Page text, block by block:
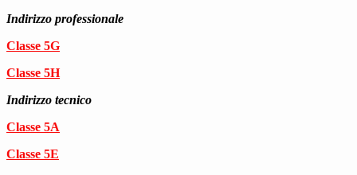
Indirizzo professionale
Classe 5G
Classe 5H
Indirizzo tecnico
Classe 5A
Classe 5E